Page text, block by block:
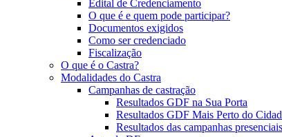
Edital de Credenciamento
O que é e quem pode participar?
Documentos exigidos
Como ser credenciado
Fiscalização
O que é o Castra?
Modalidades do Castra
Campanhas de castração
Resultados GDF na Sua Porta
Resultados GDF Mais Perto do
Resultados das campanhas presenciais